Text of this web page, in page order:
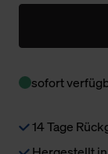
sofort
14 Tage